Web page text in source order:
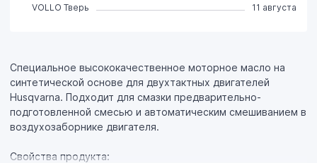
Специальное высококачественное моторное масло на
синтетической основе для двухтактных двигателей
Husqvarna. Подходит для смазки предварительно-
подготовленной смесью и автоматическим смешиванием в
воздухозаборнике двигателя.
Свойства продукта:
VOLLO Тверь
11 августа